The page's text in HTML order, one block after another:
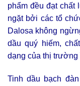
phẩm đều đạt chất
ngặt bởi các tổ
Dalosa không
dầu quý hiếm,
dạng của thị trường
Tinh dầu bạch